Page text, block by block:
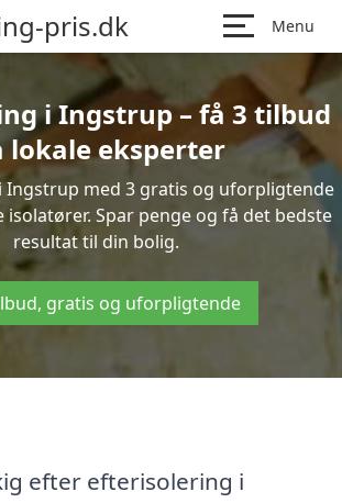
pris.dk Menu
i Ingstrup – få 3 tilbud
lokale eksperter
Ingstrup med 3 gratis og uforpligtende
Spar penge og få det bedste
resultat til din bolig.
gratis og uforpligtende
efter efterisolering i